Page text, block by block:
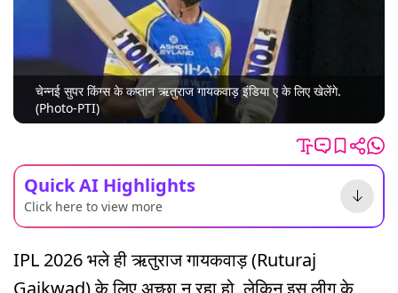
चेन्नई सुपर किंग्स के कप्तान ऋतुराज गायकवाड़ इंडिया ए के लिए खेलेंगे.
(Photo-PTI)
Quick AI Highlights
Click here to view more
IPL 2026 भले ही ऋतुराज गायकवाड़ (Ruturaj
Gaikwad) के लिए अच्छा न रहा हो, लेकिन इस लीग के